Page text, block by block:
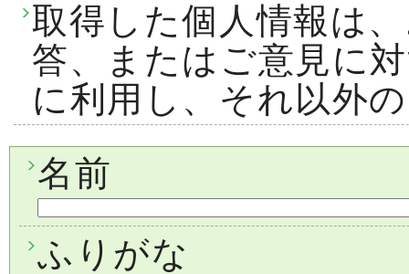
取得した個人情報は
答、またはご意見に
に利用し、それ以外
名前
ふりがな